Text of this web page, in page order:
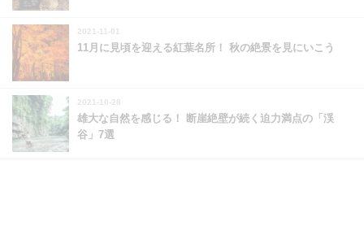
2021-11-01
11月に見頃を迎える紅葉名所！ 秋の絶景を見にいこう
2021-10-28
雄大な自然を感じる！ 断崖絶壁が続く迫力満点の「渓
谷」7選